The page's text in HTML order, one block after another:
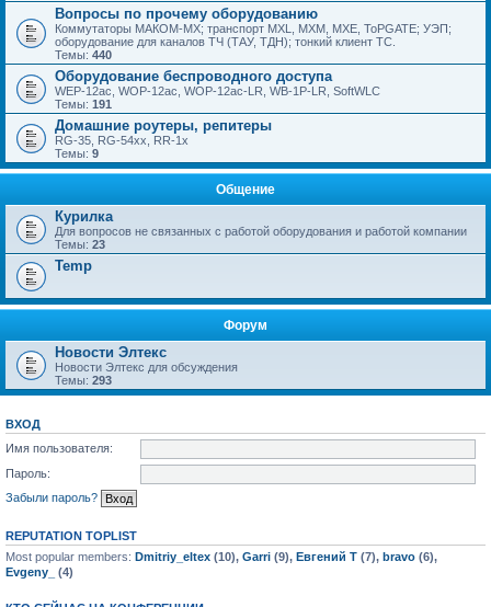
Вопросы по прочему оборудованию
Коммутаторы МАКОМ-МХ; транспорт MXL, MXM, MXE, ToPGATE; УЭП;
оборудование для каналов ТЧ (ТАУ, ТДН); тонкий клиент ТС.
Темы: 440
Оборудование беспроводного доступа
WEP-12ac, WOP-12ac, WOP-12ac-LR, WB-1P-LR, SoftWLC
Темы: 191
Домашние роутеры, репитеры
RG-35, RG-54xx, RR-1x
Темы: 9
Общение
Курилка
Для вопросов не связанных с работой оборудования и работой компании
Темы: 23
Temp
Форум
Новости Элтекс
Новости Элтекс для обсуждения
Темы: 293
ВХОД
Имя пользователя:
Пароль:
Забыли пароль?
REPUTATION TOPLIST
Most popular members: Dmitriy_eltex (10), Garri (9), Евгений Т (7), bravo (6),
Evgeny_
(4)